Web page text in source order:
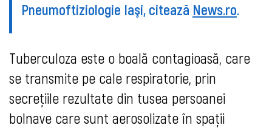
Pneumoftiziologie Iaşi, citează News.ro.
Tuberculoza este o boală contagioasă, care
se transmite pe cale respiratorie, prin
secreţiile rezultate din tusea persoanei
bolnave care sunt aerosolizate în spaţii